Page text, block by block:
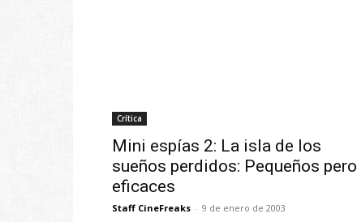
Crítica
Mini espías 2: La isla de los
sueños perdidos: Pequeños pero
eficaces
Staff CineFreaks - 9 de enero de 2003